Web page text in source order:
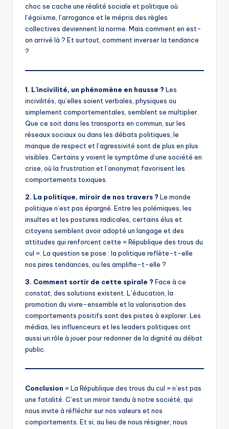
choc se cache une réalité sociale et politique où
l’égoïsme, l’arrogance et le mépris des règles
collectives deviennent la norme. Mais comment en est-
on arrivé là ? Et surtout, comment inverser la tendance
?
1. L’incivilité, un phénomène en hausse ? Les
incivilités, qu’elles soient verbales, physiques ou
simplement comportementales, semblent se multiplier.
Que ce soit dans les transports en commun, sur les
réseaux sociaux ou dans les débats politiques, le
manque de respect et l’agressivité sont de plus en plus
visibles. Certains y voient le symptôme d’une société en
crise, où la frustration et l’anonymat favorisent les
comportements toxiques.
2. La politique, miroir de nos travers ? Le monde
politique n’est pas épargné. Entre les polémiques, les
insultes et les postures radicales, certains élus et
citoyens semblent avoir adopté un langage et des
attitudes qui renforcent cette « République des trous du
cul ». La question se pose : la politique reflète-t-elle
nos pires tendances, ou les amplifie-t-elle ?
3. Comment sortir de cette spirale ? Face à ce
constat, des solutions existent. L’éducation, la
promotion du vivre-ensemble et la valorisation des
comportements positifs sont des pistes à explorer. Les
médias, les influenceurs et les leaders politiques ont
aussi un rôle à jouer pour redonner de la dignité au débat
public.
Conclusion « La République des trous du cul » n’est pas
une fatalité. C’est un miroir tendu à notre société, qui
nous invite à réfléchir sur nos valeurs et nos
comportements. Et si, au lieu de nous résigner, nous